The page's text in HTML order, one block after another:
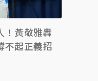
！黃敬雅轟
不起正義招